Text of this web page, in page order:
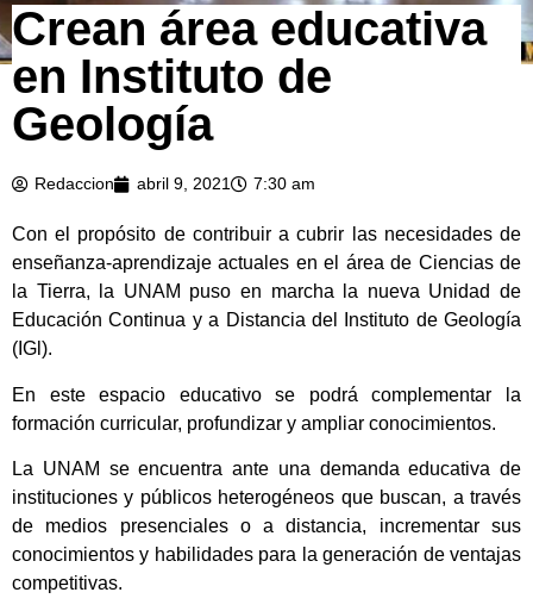
Crean área educativa
en Instituto de
Geología
Redaccion abril 9, 2021 7:30 am
Con el propósito de contribuir a cubrir las necesidades de
enseñanza-aprendizaje actuales en el área de Ciencias de
la Tierra, la UNAM puso en marcha la nueva Unidad de
Educación Continua y a Distancia del Instituto de Geología
(IGl).
En este espacio educativo se podrá complementar la
formación curricular, profundizar y ampliar conocimientos.
La UNAM se encuentra ante una demanda educativa de
instituciones y públicos heterogéneos que buscan, a través
de medios presenciales o a distancia, incrementar sus
conocimientos y habilidades para la generación de ventajas
competitivas.